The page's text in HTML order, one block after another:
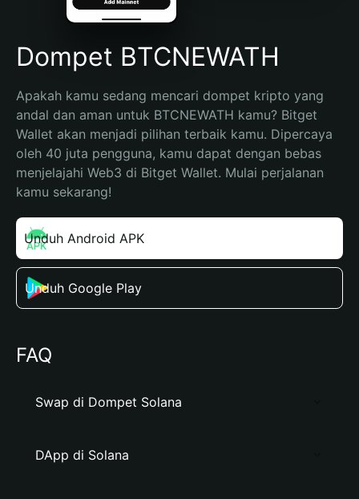
Español (Argentina)
Dompet BTCNEWATH
Apakah kamu sedang mencari dompet kripto yang
andal dan aman untuk BTCNEWATH kamu? Bitget
Wallet akan menjadi pilihan terbaik kamu. Dipercaya
oleh 40 juta pengguna, kamu dapat dengan bebas
menjelajahi Web3 di Bitget Wallet. Mulai perjalanan
kamu sekarang!
Unduh Android APK
Unduh Google Play
FAQ
Swap di Dompet Solana
DApp di Solana